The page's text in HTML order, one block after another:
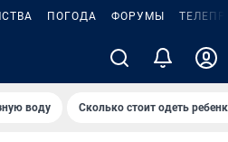
ПОГОДА ФОРУМЫ
воду Сколько стоит одеть